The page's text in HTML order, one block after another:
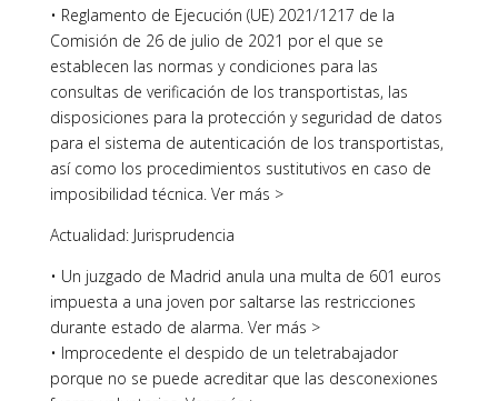
• Reglamento de Ejecución (UE) 2021/1217 de la
Comisión de 26 de julio de 2021 por el que se
establecen las normas y condiciones para las
consultas de verificación de los transportistas, las
disposiciones para la protección y seguridad de datos
para el sistema de autenticación de los transportistas,
así como los procedimientos sustitutivos en caso de
imposibilidad técnica. Ver más >
Actualidad: Jurisprudencia
• Un juzgado de Madrid anula una multa de 601 euros
impuesta a una joven por saltarse las restricciones
durante estado de alarma. Ver más >
• Improcedente el despido de un teletrabajador
porque no se puede acreditar que las desconexiones